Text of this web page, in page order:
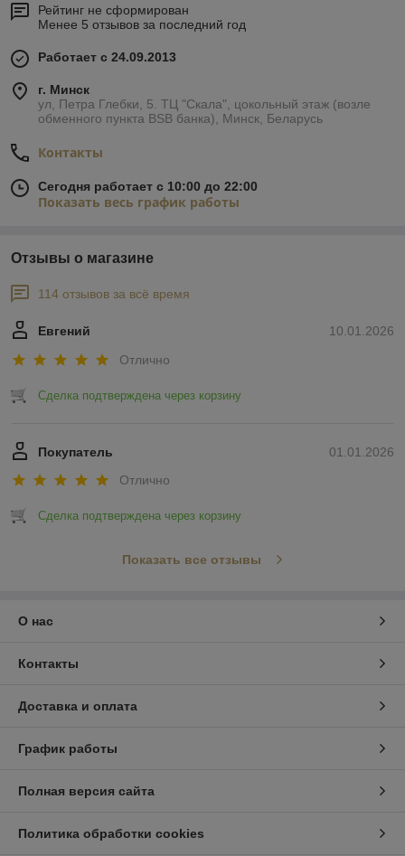
Рейтинг не сформирован
Менее 5 отзывов за последний год
Работает с 24.09.2013
г. Минск
ул, Петра Глебки, 5. ТЦ "Скала", цокольный этаж (возле
обменного пункта BSB банка), Минск, Беларусь
Контакты
Сегодня работает с 10:00 до 22:00
Показать весь график работы
Отзывы о магазине
114 отзывов за всё время
10.01.2026
Евгений
Отлично
Сделка подтверждена через корзину
01.01.2026
Покупатель
Отлично
Сделка подтверждена через корзину
Показать все отзывы
О нас
Контакты
Доставка и оплата
График работы
Полная версия сайта
Политика обработки cookies